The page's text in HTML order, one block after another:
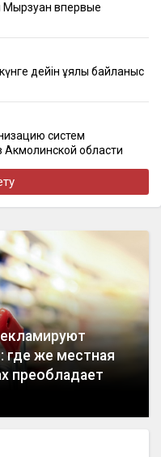
впервые
дейін ұялы байланыс
систем
области
после падения с
же местная
преобладает